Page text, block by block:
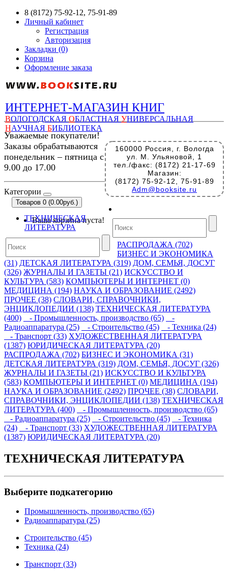
8 (8172) 75-92-12, 75-91-89
Личный кабинет
Регистрация
Авторизация
Закладки (0)
Корзина
Оформление заказа
ИНТЕРНЕТ-МАГАЗИН КНИГ
ВОЛОГОДСКАЯ ОБЛАСТНАЯ УНИВЕРСАЛЬНАЯ
НАУЧНАЯ БИБЛИОТЕКА
160000 Россия, г. Вологда
ул. М. Ульяновой, 1
тел./факс: (8172) 21-17-69
Магазин:
(8172) 75-92-12, 75-91-89
Adm@booksite.ru
Уважаемые покупатели!
Заказы обрабатываются
понедельник – пятница с
9.00 до 17.00
Категории
Товаров 0 (0.00руб.)
Ваша корзина пуста!
ТЕХНИЧЕСКАЯ
ЛИТЕРАТУРА
РАСПРОДАЖА (702)
БИЗНЕС И ЭКОНОМИКА
(31) ДЕТСКАЯ ЛИТЕРАТУРА (319) ДОМ, СЕМЬЯ, ДОСУГ
(326) ЖУРНАЛЫ И ГАЗЕТЫ (21) ИСКУССТВО И
КУЛЬТУРА (583) КОМПЬЮТЕРЫ И ИНТЕРНЕТ (0)
МЕДИЦИНА (194) НАУКА И ОБРАЗОВАНИЕ (2492)
ПРОЧЕЕ (38) СЛОВАРИ, СПРАВОЧНИКИ,
ЭНЦИКЛОПЕДИИ (138) ТЕХНИЧЕСКАЯ ЛИТЕРАТУРА
(400)
- Промышленность, производство (65)
-
Радиоаппаратура (25)
- Строительство (45)
- Техника (24)
- Транспорт (33) ХУДОЖЕСТВЕННАЯ ЛИТЕРАТУРА
(1387) ЮРИДИЧЕСКАЯ ЛИТЕРАТУРА (20)
РАСПРОДАЖА (702) БИЗНЕС И ЭКОНОМИКА (31)
ДЕТСКАЯ ЛИТЕРАТУРА (319) ДОМ, СЕМЬЯ, ДОСУГ (326)
ЖУРНАЛЫ И ГАЗЕТЫ (21) ИСКУССТВО И КУЛЬТУРА
(583) КОМПЬЮТЕРЫ И ИНТЕРНЕТ (0) МЕДИЦИНА (194)
НАУКА И ОБРАЗОВАНИЕ (2492) ПРОЧЕЕ (38) СЛОВАРИ,
СПРАВОЧНИКИ, ЭНЦИКЛОПЕДИИ (138) ТЕХНИЧЕСКАЯ
ЛИТЕРАТУРА (400)
- Промышленность, производство (65)
- Радиоаппаратура (25)
- Строительство (45)
- Техника
(24)
- Транспорт (33) ХУДОЖЕСТВЕННАЯ ЛИТЕРАТУРА
(1387) ЮРИДИЧЕСКАЯ ЛИТЕРАТУРА (20)
ТЕХНИЧЕСКАЯ ЛИТЕРАТУРА
Выберите подкатегорию
Промышленность, производство (65)
Радиоаппаратура (25)
Строительство (45)
Техника (24)
Транспорт (33)